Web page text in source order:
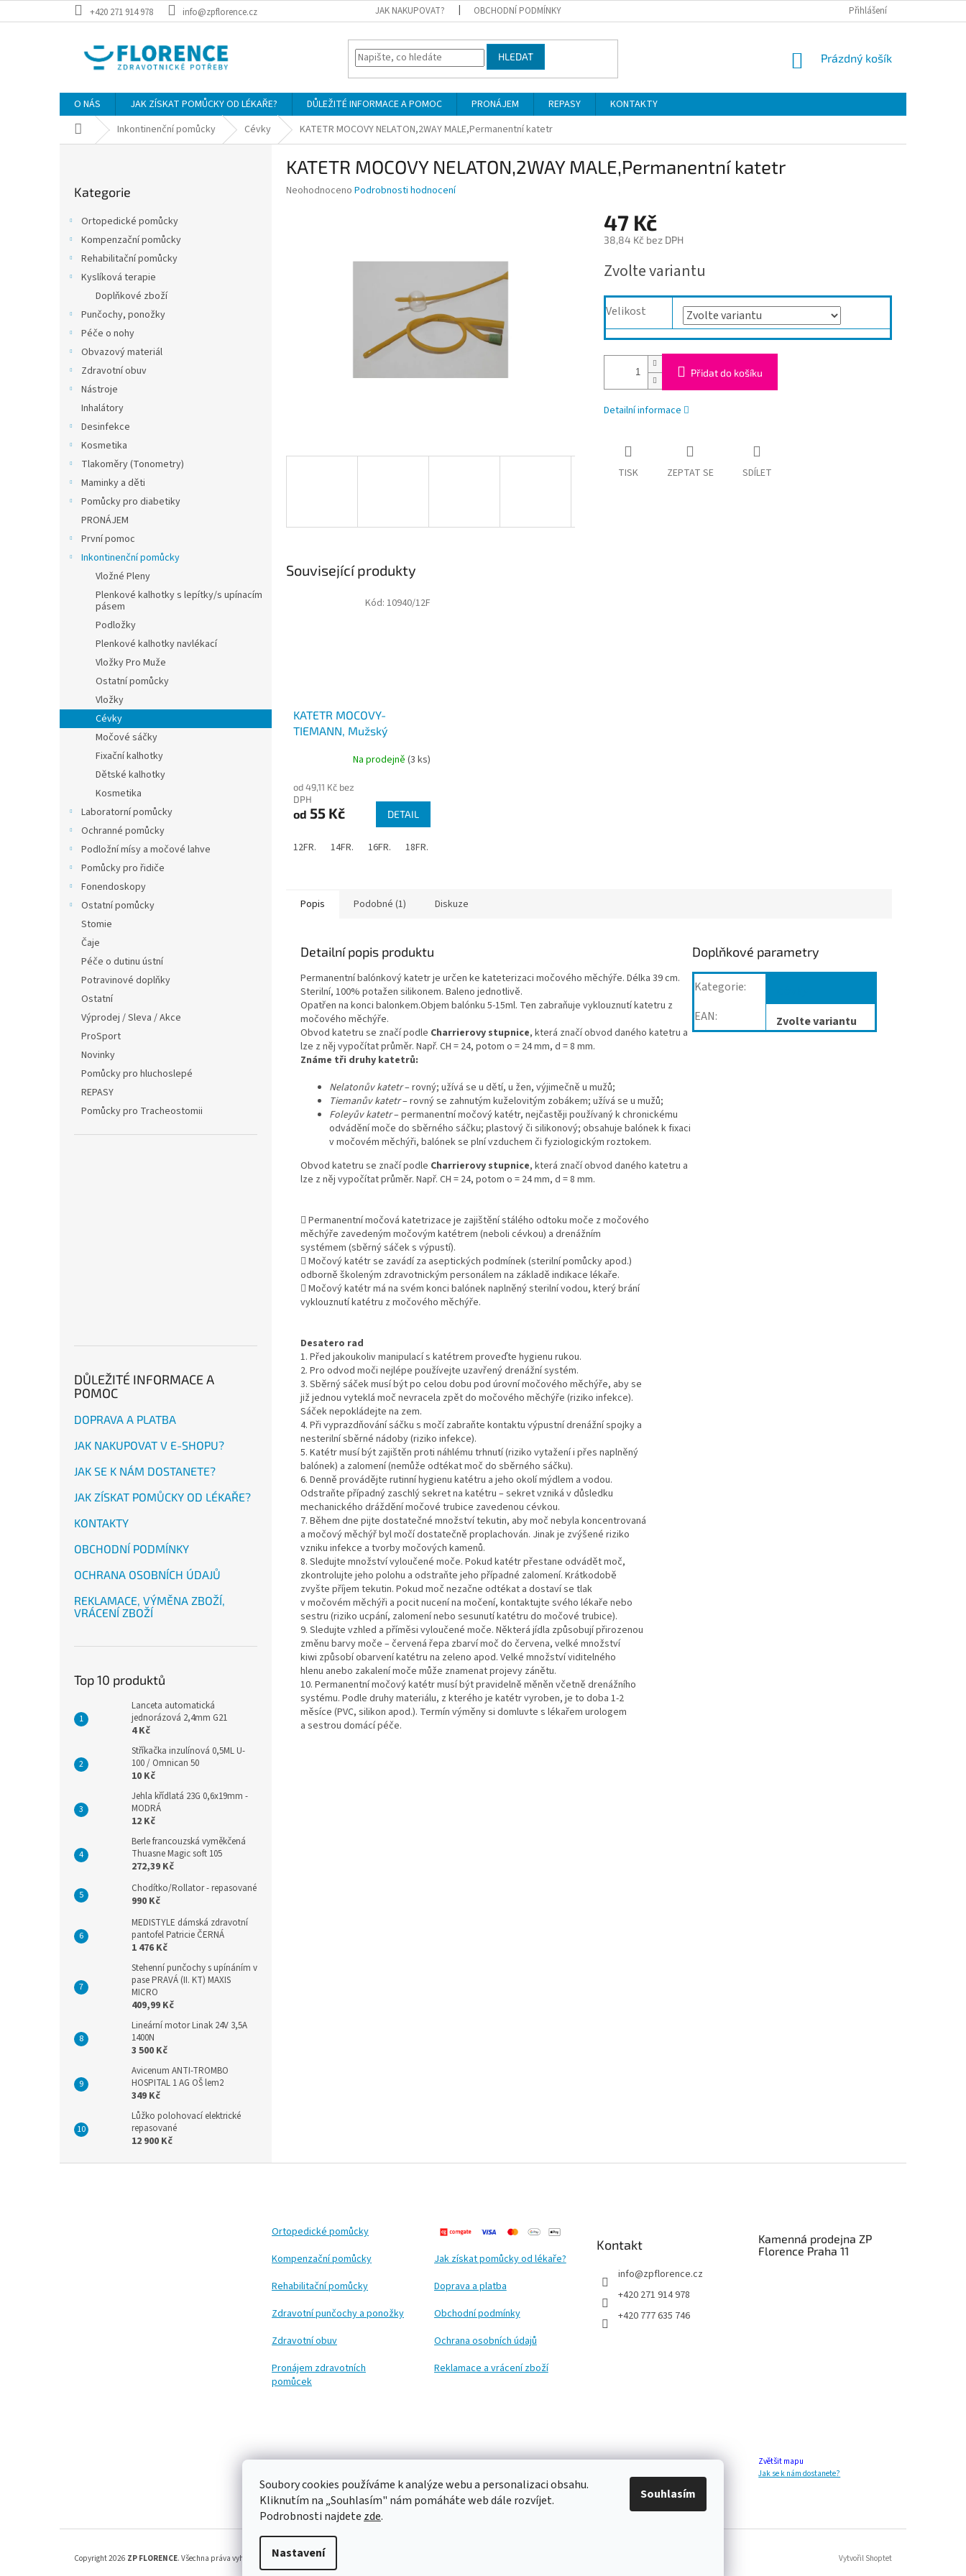
Soubory cookies používáme k analýze webu a personalizaci obsahu.
Kliknutím na „Souhlasím" nám pomáháte web dále rozvíjet.
Podrobnosti najdete zde.
Nastavení
Souhlasím
na
+420 271 914 978 info@zpflorence.cz JAK NAKUPOVAT? OBCHODNÍ PODMÍNKY Přihlášení
HLEDAT
NÁKUPNÍ
Prázdný košík
O NÁS JAK ZÍSKAT POMŮCKY OD LÉKAŘE? DŮLEŽITÉ INFORMACE A POMOC PRONÁJEM REPASY
KONTAKTY
Domů Inkontinenční pomůcky Cévky KATETR MOCOVY NELATON,2WAY MALE,Permanentní katetr
kategorie
Kategorie
Ortopedické pomůcky
Kompenzační pomůcky
Rehabilitační pomůcky
Kyslíková terapie
Doplňkové zboží
Punčochy, ponožky
Péče o nohy
Obvazový materiál
Zdravotní obuv
Nástroje
Inhalátory
Desinfekce
Kosmetika
Tlakoměry (Tonometry)
Maminky a děti
Pomůcky pro diabetiky
PRONÁJEM
První pomoc
Inkontinenční pomůcky
Vložné Pleny
Plenkové kalhotky s lepítky/s upínacím
pásem
Podložky
Plenkové kalhotky navlékací
Vložky Pro Muže
Ostatní pomůcky
Vložky
Cévky
Močové sáčky
Fixační kalhotky
Dětské kalhotky
Kosmetika
Laboratorní pomůcky
Ochranné pomůcky
Podložní mísy a močové lahve
Pomůcky pro řidiče
Fonendoskopy
Ostatní pomůcky
Stomie
Čaje
Péče o dutinu ústní
Potravinové doplňky
Ostatní
Výprodej / Sleva / Akce
ProSport
Novinky
Pomůcky pro hluchoslepé
REPASY
Pomůcky pro Tracheostomii
DŮLEŽITÉ INFORMACE A
POMOC
DOPRAVA A PLATBA
JAK NAKUPOVAT V E-SHOPU?
JAK SE K NÁM DOSTANETE?
JAK ZÍSKAT POMŮCKY OD LÉKAŘE?
KONTAKTY
OBCHODNÍ PODMÍNKY
OCHRANA OSOBNÍCH ÚDAJŮ
REKLAMACE, VÝMĚNA ZBOŽÍ,
VRÁCENÍ ZBOŽÍ
Top 10 produktů
Lanceta automatická
jednorázová 2,4mm G21
4 Kč
Stříkačka inzulínová 0,5ML U-
100 / Omnican 50
10 Kč
Jehla křídlatá 23G 0,6x19mm -
MODRÁ
12 Kč
Berle francouzská vyměkčená
Thuasne Magic soft 105
272,39 Kč
Chodítko/Rollator - repasované
990 Kč
MEDISTYLE dámská zdravotní
pantofel Patricie ČERNÁ
1 476 Kč
Stehenní punčochy s upínáním v
pase PRAVÁ (II. KT) MAXIS
MICRO
409,99 Kč
Lineární motor Linak 24V 3,5A
1400N
3 500 Kč
Avicenum ANTI-TROMBO
HOSPITAL 1 AG OŠ lem2
349 Kč
Lůžko polohovací elektrické
repasované
12 900 Kč
KATETR MOCOVY NELATON,2WAY MALE,Permanentní katetr
Průměrné
Neohodnoceno Podrobnosti hodnocení
47 Kč
38,84 Kč bez DPH
cena:
Zvolte variantu
Velikost
Přidat do košíku
Detailní informace
TISK ZEPTAT SE SDÍLET
Související produkty
KATETR MOCOVY-
TIEMANN, Mužský
produktu
je
4,1
5
Na prodejně (3 ks)
od 49,11 Kč bez
DPH
od 55 Kč DETAIL
12FR. 14FR. 16FR. 18FR.
Kód: 10940/12F
Popis Podobné (1) Diskuze
Detailní popis produktu
Permanentní balónkový katetr je určen ke kateterizaci močového měchýře. Délka 39 cm.
Sterilní, 100% potažen silikonem. Baleno jednotlivě.
Opatřen na konci balonkem.Objem balónku 5-15ml. Ten zabraňuje vyklouznutí katetru z
močového měchýře.
Obvod katetru se značí podle Charrierovy stupnice, která značí obvod daného katetru a
lze z něj vypočítat průměr. Např. CH = 24, potom o = 24 mm, d = 8 mm.
Známe tři druhy katetrů:
Nelatonův katetr– rovný; užívá se u dětí, u žen, výjimečně u mužů;
Tiemanův katetr– rovný se zahnutým kuželovitým zobákem; užívá se u mužů;
Foleyův katetr– permanentní močový katétr, nejčastěji používaný k chronickému
odvádění moče do sběrného sáčku; plastový či silikonový; obsahuje balónek k fixaci
v močovém měchýři, balónek se plní vzduchem či fyziologickým roztokem.
Obvod katetru se značí podle Charrierovy stupnice, která značí obvod daného katetru a
lze z něj vypočítat průměr. Např. CH = 24, potom o = 24 mm, d = 8 mm.
 Permanentní močová katetrizace je zajištění stálého odtoku moče z močového
měchýře zavedeným močovým katétrem (neboli cévkou) a drenážním
systémem (sběrný sáček s výpustí).
 Močový katétr se zavádí za aseptických podmínek (sterilní pomůcky apod.)
odborně školeným zdravotnickým personálem na základě indikace lékaře.
 Močový katétr má na svém konci balónek naplněný sterilní vodou, který brání
vyklouznutí katétru z močového měchýře.
Desatero rad
1. Před jakoukoliv manipulací s katétrem proveďte hygienu rukou.
2. Pro odvod moči nejlépe používejte uzavřený drenážní systém.
3. Sběrný sáček musí být po celou dobu pod úrovní močového měchýře, aby se
již jednou vyteklá moč nevracela zpět do močového měchýře (riziko infekce).
Sáček nepokládejte na zem.
4. Při vyprazdňování sáčku s močí zabraňte kontaktu výpustní drenážní spojky a
nesterilní sběrné nádoby (riziko infekce).
5. Katétr musí být zajištěn proti náhlému trhnutí (riziko vytažení i přes naplněný
balónek) a zalomení (nemůže odtékat moč do sběrného sáčku).
6. Denně provádějte rutinní hygienu katétru a jeho okolí mýdlem a vodou.
Odstraňte případný zaschlý sekret na katétru – sekret vzniká v důsledku
mechanického dráždění močové trubice zavedenou cévkou.
7. Během dne pijte dostatečné množství tekutin, aby moč nebyla koncentrovaná
a močový měchýř byl močí dostatečně proplachován. Jinak je zvýšené riziko
vzniku infekce a tvorby močových kamenů.
8. Sledujte množství vyloučené moče. Pokud katétr přestane odvádět moč,
zkontrolujte jeho polohu a odstraňte jeho případné zalomení. Krátkodobě
zvyšte příjem tekutin. Pokud moč nezačne odtékat a dostaví se tlak
v močovém měchýři a pocit nucení na močení, kontaktujte svého lékaře nebo
sestru (riziko ucpání, zalomení nebo sesunutí katétru do močové trubice).
9. Sledujte vzhled a příměsi vyloučené moče. Některá jídla způsobují přirozenou
změnu barvy moče – červená řepa zbarví moč do červena, velké množství
kiwi způsobí obarvení katétru na zeleno apod. Velké množství viditelného
hlenu anebo zakalení moče může znamenat projevy zánětu.
10. Permanentní močový katétr musí být pravidelně měněn včetně drenážního
systému. Podle druhy materiálu, z kterého je katétr vyroben, je to doba 1-2
měsíce (PVC, silikon apod.). Termín výměny si domluvte s lékařem urologem
a sestrou domácí péče.
Doplňkové parametry
Kategorie:
EAN: Zvolte variantu
Ortopedické pomůcky
Kompenzační pomůcky
Rehabilitační pomůcky
Zdravotní punčochy a ponožky
Zdravotní obuv
Pronájem zdravotních
pomůcek
Jak získat pomůcky od lékaře?
Doprava a platba
Obchodní podmínky
Ochrana osobních údajů
Reklamace a vrácení zboží
Kontakt
info@zpflorence.cz
+420 271 914 978
+420 777 635 746
Kamenná prodejna ZP
Florence Praha 11
Zvětšit mapu
Jak se k nám dostanete?
Vytvořil Shoptet
Copyright 2026 ZP FLORENCE. Všechna práva vyhrazena.